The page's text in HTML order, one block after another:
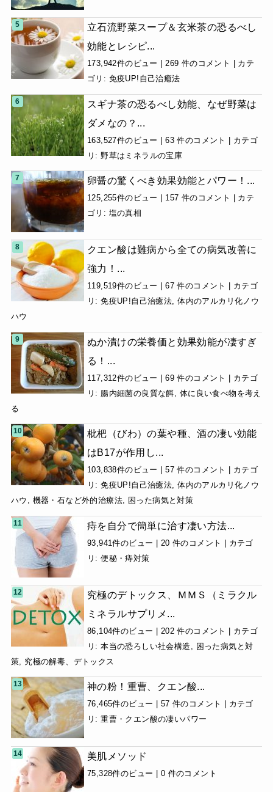
立石流野菜スープ＆玄米茶の恐るべし
効能とレシピ...
173,942件のビュー |269 件のコメント
カテ
ゴリ: 免疫UP!自己治癒法
スギナ茶の恐るべし効能、なぜ野菜は
ダメなの？...
163,527件のビュー |63 件のコメント | カテゴ
リ: 野草はミネラルの宝庫
卵醤の驚くべき効果効能とパワー！...
125,255件のビュー 157 件のコメント
カテ
ゴリ: 塩の真相
クエン酸は難病から全ての病気改善に
強力！...
119,519件のビュー |67 件のコメント
カテゴ
リ:免疫UP!自己治癒法,体内のアルカリ化ノウ
ハウ
ぬか漬けの栄養価と効果効能が凄すぎ
る！...
117,312件のビュー |69 件のコメント
カテゴ
リ: 腸内細菌の良質な餌
体に良い食べ物を考え
る
枇杷（びわ）の葉や種、酒の凄い効能
はB17が作用し...
103,838件のビュー |57 件のコメント
カテゴ
リ:免疫UP!自己治癒法,体内のアルカリ化ノウ
ハウ , 機器・石など外的治療法, 困った病気と対策
痔を自分で簡単に治す凄い方法...
93,941件のビュー | 20 件のコメント | カテゴ
リ:便秘・痔対策
究極のデトックス、ＭＭＳ（ミラクル
ミネラルサプリメ...
86,104件のビュー 202 件のコメント
カテゴ
リ:本当の恐ろしい社会構造
困った病気と対
策
究極の解毒、デトックス
神の粉！重曹、クエン酸...
76,465件のビュー 57 件のコメント
カテゴ
リ:重曹・クエン酸の凄いパワー
美肌メソッド
75,328件のビュー | 0 件のコメント